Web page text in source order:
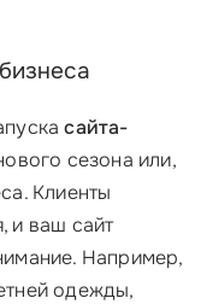
сайта-
сезона или,
Клиенты
и ваш сайт
Например,
одежды,